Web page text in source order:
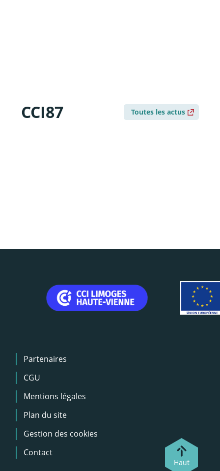
CCI87 Toutes les actus
Menu
Pied
de
page
Partenaires
CGU
Mentions légales
Plan du site
Gestion des cookies
Contact
Haut